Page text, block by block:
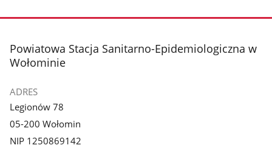
zdjęcie
galerii.
stopka
Powiatowa Stacja Sanitarno-Epidemiologiczna w
Wołominie
ADRES
Legionów 78
05-200 Wołomin
NIP 1250869142